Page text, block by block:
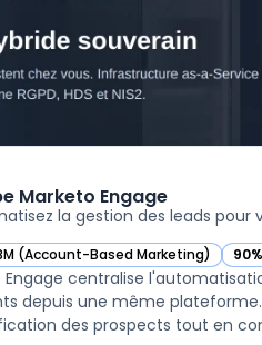
Marketo Engage
la gestion des leads pour
(Account-Based Marketing)
Engage dans cette catégorie90%
—
Engage centralise
depuis une même
des prospects tout en